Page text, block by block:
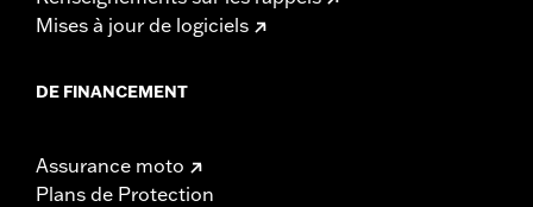
Mises à jour de logiciels
DE FINANCEMENT
Assurance moto
Plans de Protection